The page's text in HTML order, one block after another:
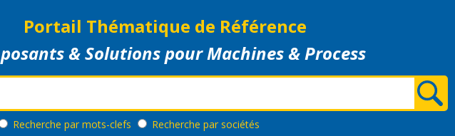
Portail Thématique de Référence
& Solutions pour Machines & Process
Recherche par mots-clefs Recherche par sociétés